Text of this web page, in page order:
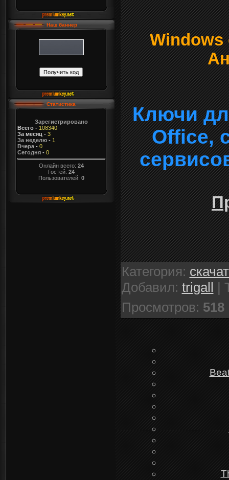
Наш баннер
Статистика
Зарегистрировано
Всего- 108340
За месяц - 3
За неделю- 1
Вчера- 0
Сегодня- 0
Онлайн всего: 24
Гостей: 24
Пользователей: 0
Windows
Ключи
Office,
Категория:
Добавил: trigall |
Просмотров: 518